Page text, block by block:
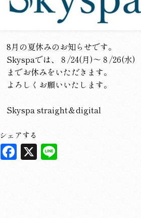
8月の夏休みのお知らせです。
Skyspaでは、８/24(月)～８/26(水)
までお休みをいただきます。
よろしくお願いいたします。
Skyspa straight＆digital
シェアする
F
a
X